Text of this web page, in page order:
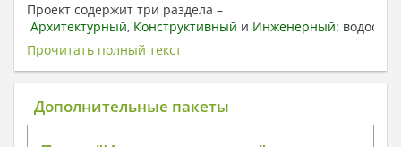
Проект содержит три раздела –
Архитектурный, Конструктивный и Инженерный:
отопление, вентиляция, канализация,
электроснабжение (приобретается за дополнительную
плату) + Пояснительная записка.
1. Архитектурный раздел:
Прочитать полный текст
Дополнительные пакеты